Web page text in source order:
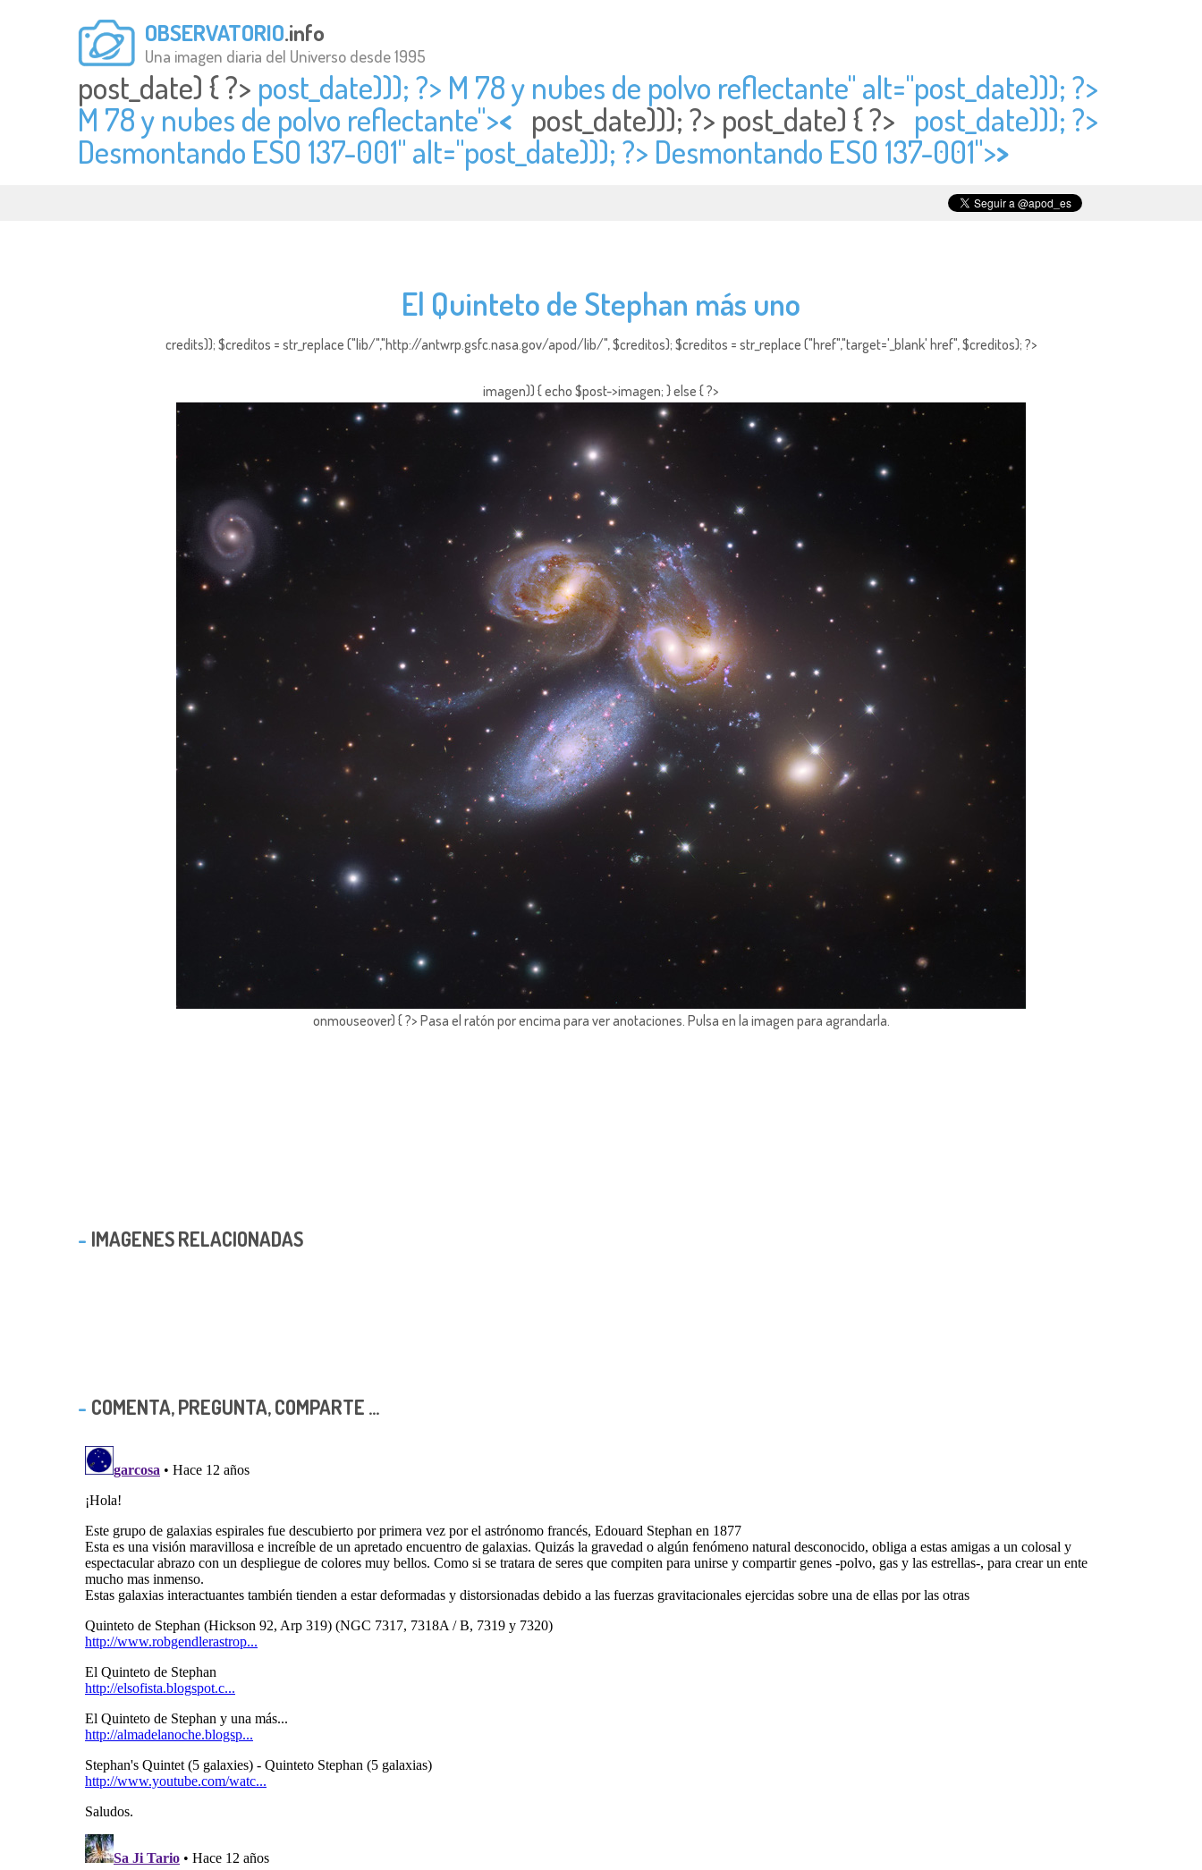
OBSERVATORIO.info
Una imagen diaria del Universo desde 1995
post_date) { ?> post_date))); ?> M 78 y nubes de polvo reflectante" alt="post_date))); ?>
M 78 y nubes de polvo reflectante">< post_date))); ?> post_date) { ?> post_date))); ?>
Desmontando ESO 137-001" alt="post_date))); ?> Desmontando ESO 137-001">>
El Quinteto de Stephan más uno
credits)); $creditos = str_replace ("lib/","http://antwrp.gsfc.nasa.gov/apod/lib/", $creditos); $creditos = str_replace ("href","target='_blank' href", $creditos); ?>
imagen)) { echo $post->imagen; } else { ?>
onmouseover) { ?> Pasa el ratón por encima para ver anotaciones. Pulsa en la imagen para agrandarla.
IMAGENES RELACIONADAS
COMENTA, PREGUNTA, COMPARTE ...